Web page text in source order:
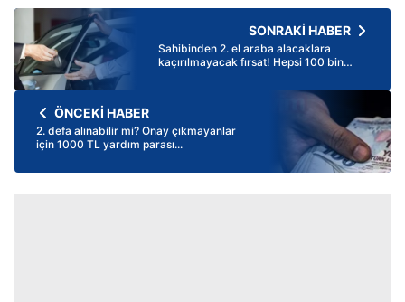
SONRAKİ HABER
Sahibinden 2. el araba alacaklara
kaçırılmayacak fırsat! Hepsi 100 bin
ÖNCEKİ HABER
2. defa alınabilir mi? Onay çıkmayanlar
için 1000 TL yardım parası...